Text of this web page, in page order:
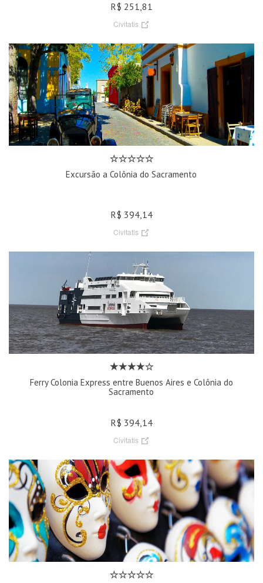
R$ 251,81
Civitatis
Excursão a Colônia do Sacramento
R$ 394,14
Civitatis
Ferry Colonia Express entre Buenos Aires e Colônia do
Sacramento
R$ 394,14
Civitatis